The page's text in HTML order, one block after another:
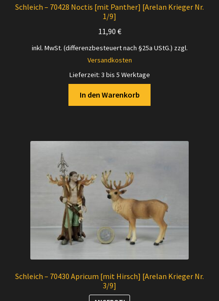
Schleich – 70428 Noctis [mit Panther] [Arelan Krieger Nr.
1/9]
11,90 €
inkl. MwSt. (differenzbesteuert nach §25a UStG.) zzgl.
Versandkosten
Lieferzeit: 3 bis 5 Werktage
In den Warenkorb
Schleich – 70430 Apricum [mit Hirsch] [Arelan Krieger Nr.
3/9]